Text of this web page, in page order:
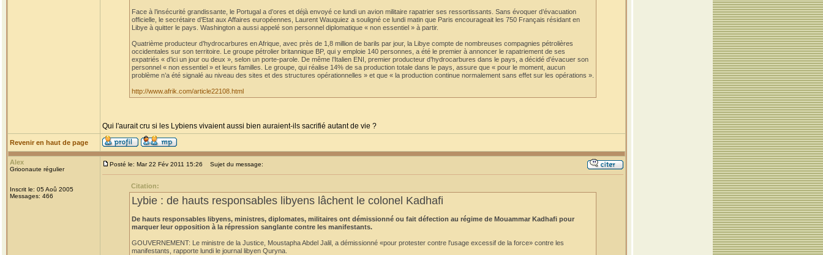
Face à l’insécurité grandissante, le Portugal a d’ores et déjà envoyé ce lundi un avion militaire rapatrier ses ressortissants. Sans évoquer d’évacuation
officielle, le secrétaire d’Etat aux Affaires européennes, Laurent Wauquiez a souligné ce lundi matin que Paris encourageait les 750 Français résidant en
Libye à quitter le pays. Washington a aussi appelé son personnel diplomatique « non essentiel » à partir.
Quatrième producteur d’hydrocarbures en Afrique, avec près de 1,8 million de barils par jour, la Libye compte de nombreuses compagnies pétrolières
occidentales sur son territoire. Le groupe pétrolier britannique BP, qui y emploie 140 personnes, a été le premier à annoncer le rapatriement de ses
expatriés « d’ici un jour ou deux », selon un porte-parole. De même l’Italien ENI, premier producteur d’hydrocarbures dans le pays, a décidé d’évacuer son
personnel « non essentiel » et leurs familles. Le groupe, qui réalise 14% de sa production totale dans le pays, assure que « pour le moment, aucun
problème n’a été signalé au niveau des sites et des structures opérationnelles » et que « la production continue normalement sans effet sur les opérations ».
http://www.afrik.com/article22108.html
Qui l'aurait cru si les Lybiens vivaient aussi bien auraient-ils sacrifié autant de vie ?
Revenir en haut de page
Alex
Grioonaute régulier
Inscrit le: 05 Aoû 2005
Messages: 466
Posté le: Mar 22 Fév 2011 15:26 Sujet du message:
Citation:
Lybie : de hauts responsables libyens lâchent le colonel Kadhafi
De hauts responsables libyens, ministres, diplomates, militaires ont démissionné ou fait défection au régime de Mouammar Kadhafi pour
marquer leur opposition à la répression sanglante contre les manifestants.
GOUVERNEMENT: Le ministre de la Justice, Moustapha Abdel Jalil, a démissionné «pour protester contre l'usage excessif de la force» contre les
manifestants, rapporte lundi le journal libyen Quryna.